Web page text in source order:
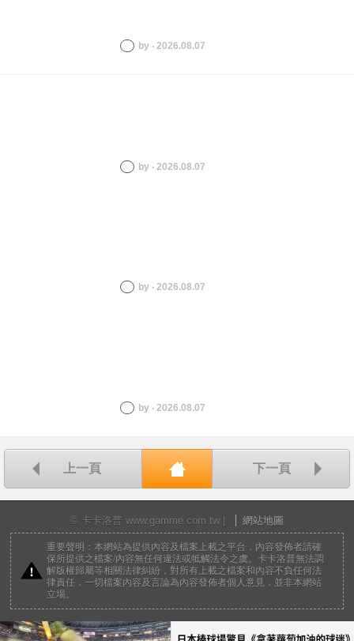
by ‧ 2026.08.07
by ‧ 2026.08.07
by ‧ 2026.08.07
by ‧ 2026.08.07
上一頁 回首頁
下一頁
© 卡卡洛普 www.gamme.com.tw | 網站地圖
重要聲明：本網站為提供內容及檔案上載之平台，內容發佈者請確
保所提供之檔案/內容無任何違法或牴觸法令之虞。卡卡洛普無法調
解版權歸屬等相關法律糾紛，對所有上載之檔案和內容不負任何法
律責任，一切檔案內容及言論為內容發佈者個人意見，並非本網站
立場。